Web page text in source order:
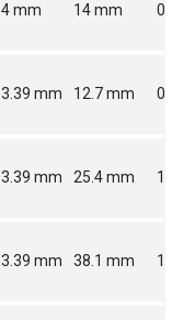
4 mm 14 mm
3.39 mm 12.7 mm
3.39 mm 25.4 mm 1
3.39 mm 38.1 mm